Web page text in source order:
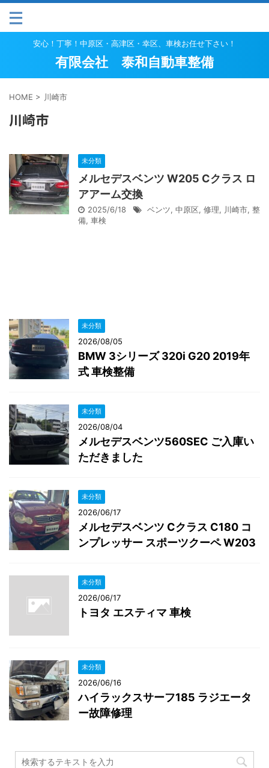
安心！丁寧！中原区・高津区・幸区、車検お任せ下さい！
有限会社 泰和自動車整備
HOME > 川崎市
川崎市
未分類
メルセデスベンツ W205 Cクラス ロ
アアーム交換
2025/6/18 ベンツ, 中原区, 修理, 川崎市, 整
備, 車検
未分類
2026/08/05
BMW 3シリーズ 320i G20 2019年
式 車検整備
未分類
2026/08/04
メルセデスベンツ560SEC ご入庫い
ただきました
未分類
2026/06/17
メルセデスベンツ Cクラス C180 コ
ンプレッサー スポーツクーペ W203
未分類
2026/06/17
トヨタ エスティマ 車検
未分類
2026/06/16
ハイラックスサーフ185 ラジエータ
ー故障修理